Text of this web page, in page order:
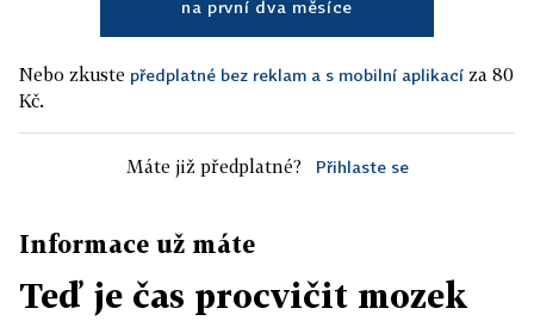
na první dva měsíce
Nebo zkuste předplatné bez reklam a s mobilní aplikací za 80
Kč.
Máte již předplatné? Přihlaste se
Informace už máte
Teď je čas procvičit mozek